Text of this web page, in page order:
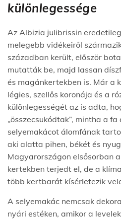
különlegessége
Az Albizia julibrissin
melegebb vidékeiről
században került, először
mutatták be, majd lassan
és magánkertekben is. Már a
légies, szellős koronája és a
különlegességét az is adta,
„összecsukódtak”, mintha a
selyemakácot álomfának
aki alatta pihen, békét és
Magyarországon elsősorban
kertekben terjedt el, de a
több kertbarát kísérletezik
A selyemakác nemcsak
nyári estéken, amikor a